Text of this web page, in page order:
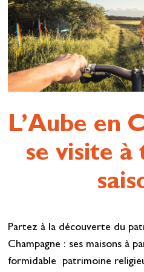
L’Aube en
se visite à
Partez à la découverte du
Champagne : ses maisons à
formidable patrimoine